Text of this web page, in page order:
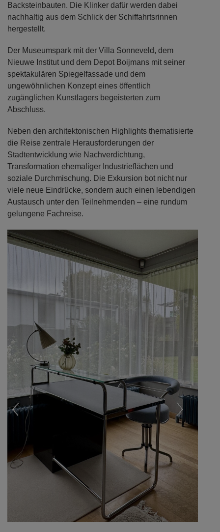
Backsteinbauten. Die Klinker dafür werden dabei
nachhaltig aus dem Schlick der Schiffahrtsrinnen
hergestellt.
Der Museumspark mit der Villa Sonneveld, dem
Nieuwe Institut und dem Depot Boijmans mit seiner
spektakulären Spiegelfassade und dem
ungewöhnlichen Konzept eines öffentlich
zugänglichen Kunstlagers begeisterten zum
Abschluss.
Neben den architektonischen Highlights thematisierte
die Reise zentrale Herausforderungen der
Stadtentwicklung wie Nachverdichtung,
Transformation ehemaliger Industrieflächen und
soziale Durchmischung. Die Exkursion bot nicht nur
viele neue Eindrücke, sondern auch einen lebendigen
Austausch unter den Teilnehmenden – eine rundum
gelungene Fachreise.
Previous Next